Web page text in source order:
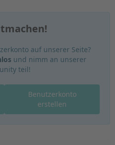
auf unserer Seite?
und nimm an unserer
teil!
Benutzerkonto
erstellen